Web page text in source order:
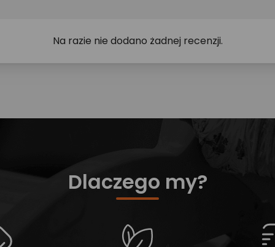
Na razie nie dodano żadnej recenzji.
Dlaczego my?